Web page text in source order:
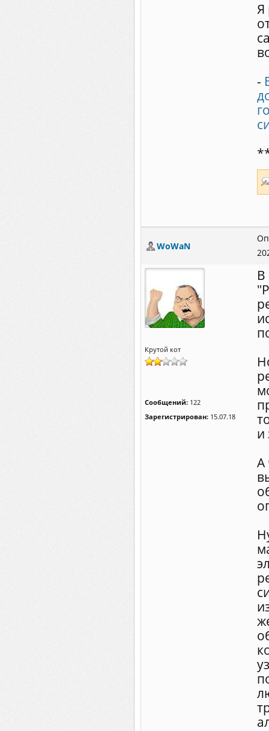
Я
-
WoWaN
Крутой кот
Сообщений: 122
Зарегистрирован: 15.07.18
В
и
А